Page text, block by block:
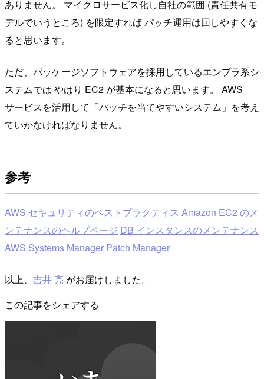
ありません。 マイクロサービス化し自社の範囲 (責任共有モ
デルでいうところ) を限定すれば パッチ運用は回しやすくな
ると思います。
ただ、パッケージソフトウェアを採用しているエンプラ系シ
ステムでは やはり EC2 が基本になると思います。 AWS
サービスを活用して「パッチを当てやすいシステム」を考え
ていかなければなりません。
参考
AWS セキュリティのベストプラクティス Amazon EC2 のメ
ンテナンスのヘルプページ DB インスタンスのメンテナンス
AWS Systems Manager Patch Manager
以上、 吉井 亮 がお届けしました。
この記事をシェアする